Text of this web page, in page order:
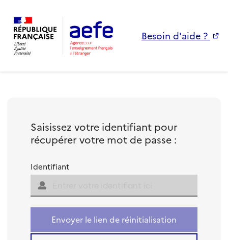
Besoin d'aide ?
Saisissez votre identifiant pour
récupérer votre mot de passe :
Identifiant
Envoyer le lien de réinitialisation